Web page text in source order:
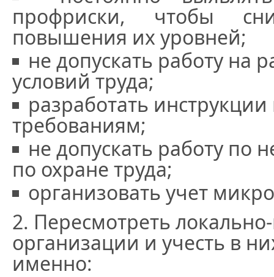
профриски, чтобы
повышения их уровней;
не допускать работу на
условий труда;
разработать
требованиям;
не допускать работу по
по охране труда;
организовать учет
Пересмотреть
организации и учесть в
именно: